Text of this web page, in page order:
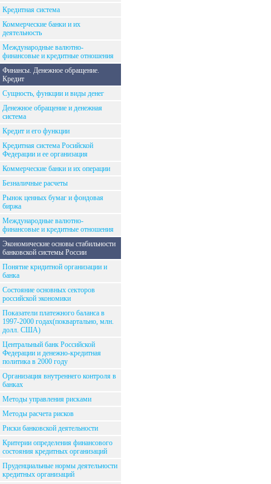
Кредитная система
Коммерческие банки и их
деятельность
Международные валютно-
финансовые и кредитные отношения
Финансы. Денежное обращение.
Кредит
Сущность, функции и виды денег
Денежное обращение и денежная
система
Кредит и его функции
Кредитная система Росийской
Федерации и ее организация
Коммерческие банки и их операции
Безналичные расчеты
Рынок ценных бумаг и фондовая
биржа
Международные валютно-
финансовые и кредитные отношения
Экономические основы стабильности
банковской системы России
Понятие кридитной организации и
банка
Состояние основных секторов
российской экономики
Показатели платежного баланса в
1997-2000 годах(поквартально, млн.
долл. США)
Центральный банк Российской
Федерации и денежно-кредитная
политика в 2000 году
Организация внутреннего контроля в
банках
Методы управления рисками
Методы расчета рисков
Риски банковской деятельности
Критерии определения финансового
состояния кредитных организаций
Пруденциальные нормы деятельности
кредитных организаций